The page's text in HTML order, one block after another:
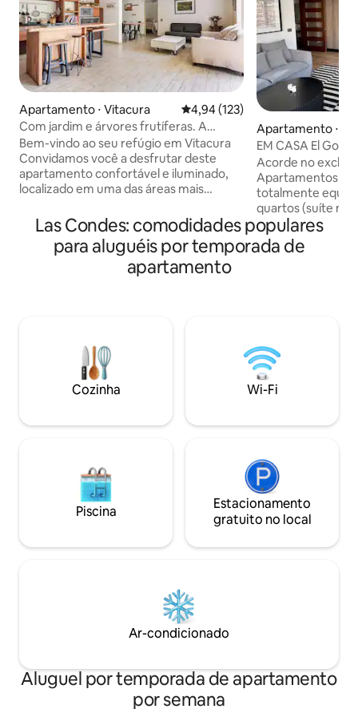
Apartamento ⋅ Vitacura 4,94 de uma avaliação média de
4,94 (123)
Com jardim e árvores frutíferas. A
poucos passos do Parque Arauco.
Bem-vindo ao seu refúgio em Vitacura
Convidamos você a desfrutar deste
apartamento confortável e iluminado,
localizado em uma das áreas mais
você estará a poucos passos do
shopping Parque Arauco, do Parque
Araucano, da Clínica Alemana e de uma
variedade de restaurantes e lojas. O
apartamento foi projetado para que
confortável e um sofá-cama de 2
lugares com sobrecolchão.
Apartamento ⋅
EM CASA El Golf
Acorde no
Apartamentos
totalmente equipados.
quartos (suíte
estar e de jantar
cozinha
de estar
cafés, parques e
precisa para se
facilidade em
Las Condes: comodidades populares
para aluguéis por temporada de
apartamento
Cozinha Wi-Fi
Piscina
Estacionamento
gratuito no local
Ar-condicionado
Aluguel por temporada de apartamento
por semana